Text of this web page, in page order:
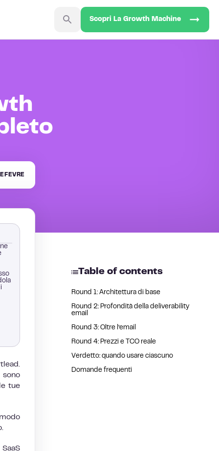
Scopri La Growth Machine
Table of contents
Round 1: Architettura di base
Round 2: Profondità della deliverability
email
Round 3: Oltre l’email
Round 4: Prezzi e TCO reale
Verdetto: quando usare ciascuno
Domande frequenti
sono
tue